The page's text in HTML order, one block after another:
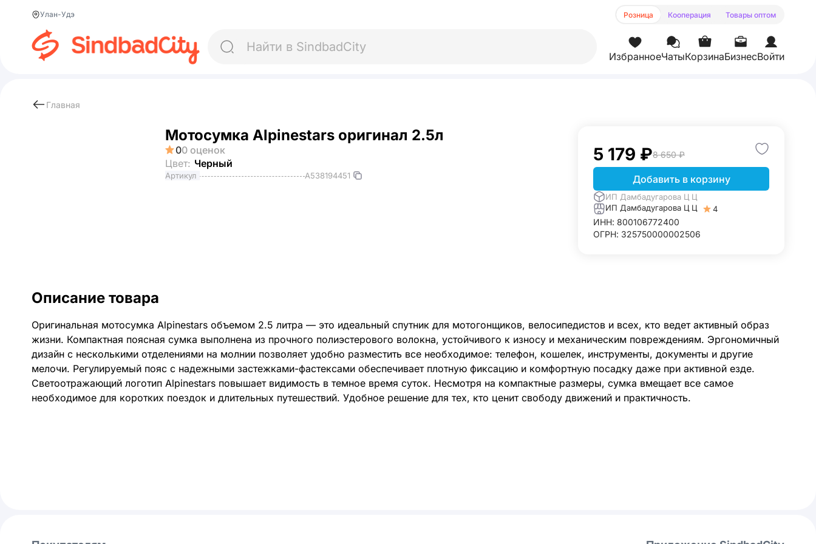
Улан-Удэ Розница Кооперация Товары оптом
ИзбранноеЧатыКорзинаБизнесВойти
Главная
Мотосумка Alpinestars оригинал 2.5л
00 оценок
Цвет: Черный
Артикул A538194451
5 179 ₽8 650 ₽
Добавить в корзину
ИП Дамбадугарова Ц Ц
ИП Дамбадугарова Ц Ц
ИНН: 800106772400
ОГРН: 325750000002506
4
Описание товара
Оригинальная мотосумка Alpinestars объемом 2.5 литра — это идеальный спутник для мотогонщиков, велосипедистов и всех, кто ведет активный образ
жизни. Компактная поясная сумка выполнена из прочного полиэстерового волокна, устойчивого к износу и механическим повреждениям. Эргономичный
дизайн с несколькими отделениями на молнии позволяет удобно разместить все необходимое: телефон, кошелек, инструменты, документы и другие
мелочи. Регулируемый пояс с надежными застежками-фастексами обеспечивает плотную фиксацию и комфортную посадку даже при активной езде.
Светоотражающий логотип Alpinestars повышает видимость в темное время суток. Несмотря на компактные размеры, сумка вмещает все самое
необходимое для коротких поездок и длительных путешествий. Удобное решение для тех, кто ценит свободу движений и практичность.